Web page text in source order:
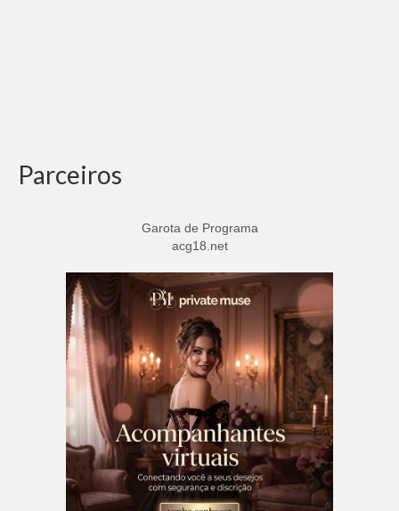
Parceiros
Garota de Programa
acg18.net